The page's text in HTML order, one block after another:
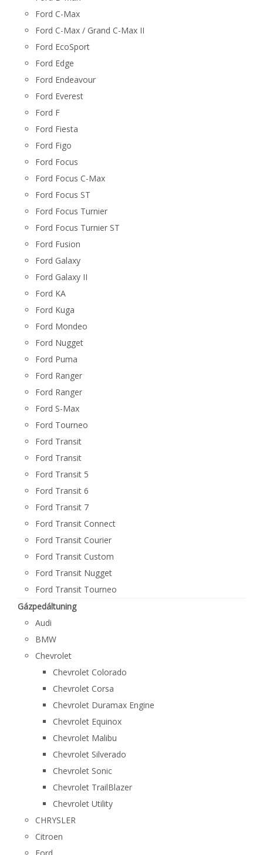
Ford C-Max
Ford C-Max / Grand C-Max II
Ford EcoSport
Ford Edge
Ford Endeavour
Ford Everest
Ford F
Ford Fiesta
Ford Figo
Ford Focus
Ford Focus C-Max
Ford Focus ST
Ford Focus Turnier
Ford Focus Turnier ST
Ford Fusion
Ford Galaxy
Ford Galaxy II
Ford KA
Ford Kuga
Ford Mondeo
Ford Nugget
Ford Puma
Ford Ranger
Ford Ranger
Ford S-Max
Ford Tourneo
Ford Transit
Ford Transit
Ford Transit 5
Ford Transit 6
Ford Transit 7
Ford Transit Connect
Ford Transit Courier
Ford Transit Custom
Ford Transit Nugget
Ford Transit Tourneo
Gázpedáltuning
Audi
BMW
Chevrolet
Chevrolet Colorado
Chevrolet Corsa
Chevrolet Duramax Engine
Chevrolet Equinox
Chevrolet Malibu
Chevrolet Silverado
Chevrolet Sonic
Chevrolet TrailBlazer
Chevrolet Utility
CHRYSLER
Citroen